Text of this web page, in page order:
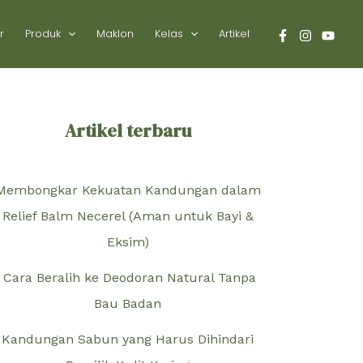
Produk Maklon Kelas Artikel
Artikel terbaru
Kekuatan Kandungan dalam
Relief Balm Necerel (Aman untuk Bayi &
Eksim)
Cara Beralih ke Deodoran Natural Tanpa
Bau Badan
Kandungan Sabun yang Harus Dihindari